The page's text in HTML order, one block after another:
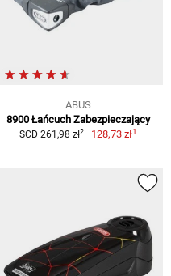
ABUS
8900 Łańcuch Zabezpieczający
SCD 261,98 zł2 128,73 zł1